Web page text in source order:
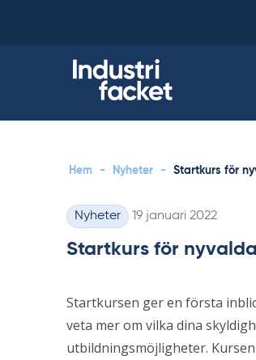
Hem - Nyheter - Startkurs för
Kategorier
Nyheter Skriven
19 januari 2022
Startkurs för
Startkursen ger en första
veta mer om vilka dina
utbildningsmöjligheter.